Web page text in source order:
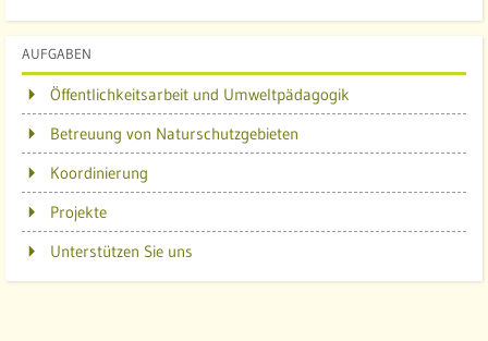
l
o
c
e
r
l
b
AUFGABEN
Öffentlichkeitsarbeit und Umweltpädagogik
Betreuung von Naturschutzgebieten
Koordinierung
Projekte
Unterstützen Sie uns